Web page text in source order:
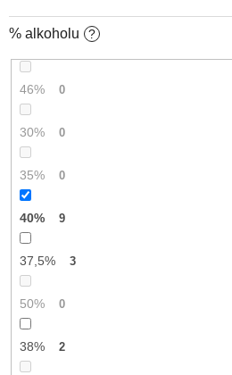
% alkoholu ?
46% 0
30% 0
35% 0
40% 9
37,5% 3
50% 0
38% 2